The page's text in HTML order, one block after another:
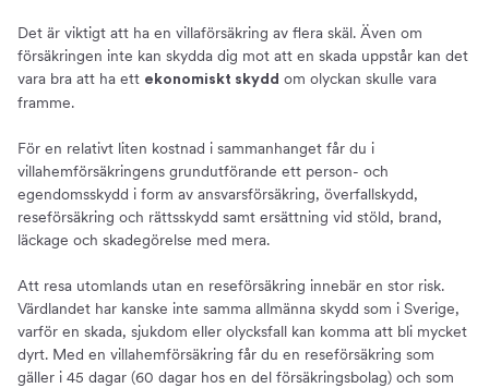
Det är viktigt att ha en villaförsäkring av flera skäl. Även om
försäkringen inte kan skydda dig mot att en skada uppstår kan det
vara bra att ha ett ekonomiskt skydd om olyckan skulle vara
framme.
För en relativt liten kostnad i sammanhanget får du i
villahemförsäkringens grundutförande ett person- och
egendomsskydd i form av ansvarsförsäkring, överfallskydd,
reseförsäkring och rättsskydd samt ersättning vid stöld, brand,
läckage och skadegörelse med mera.
Att resa utomlands utan en reseförsäkring innebär en stor risk.
Värdlandet har kanske inte samma allmänna skydd som i Sverige,
varför en skada, sjukdom eller olycksfall kan komma att bli mycket
dyrt. Med en villahemförsäkring får du en reseförsäkring som
gäller i 45 dagar (60 dagar hos en del försäkringsbolag) och som